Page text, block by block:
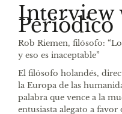
Interview
Periódico
Rob Riemen, filósofo:
y eso es inaceptable”
El filósofo holandés,
la Europa de las
palabra que vence a la
entusiasta alegato a